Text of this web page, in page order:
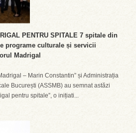
PENTRU SPITALE 7 spitale din
programe culturale și servicii
Madrigal
– Marin Constantin” și Administrația
București (ASSMB) au semnat astăzi
pentru spitale”, o inițiati...